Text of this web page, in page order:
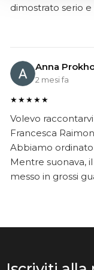
dimostrato serio e
Anna
2 mesi fa
★★★★★
Volevo
Francesca
Abbiamo ordinato
Mentre suonava,
messo in grossi